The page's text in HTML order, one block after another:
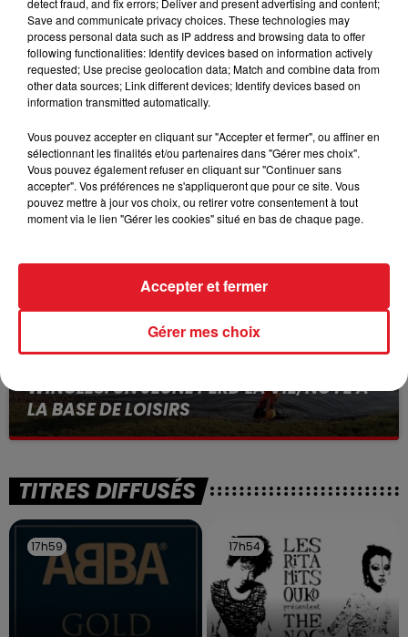
15 juillet 2026
BÉTHUNE: ENQUÊTE POUR HOMICIDE
VOLONTAIRE EN COURS, APRÈS LA...
Selon les premiers éléments, le logement servait
à des prostituées
WINGLES: UN JEUNE PERD LA VIE, NOYÉ À
LA BASE DE LOISIRS
La victime a coulé à pic
TITRES DIFFUSÉS
17h59
17h59 17h54
17h54
Save and communicate privacy choices. These technologies may
process personal data such as IP address and browsing data to offer
following functionalities: Identify devices based on information actively
requested; Use precise geolocation data; Match and combine data from
other data sources; Link different devices; Identify devices based on
information transmitted automatically.
Vous pouvez accepter en cliquant sur "Accepter et fermer", ou affiner en
sélectionnant les finalités et/ou partenaires dans "Gérer mes choix".
Vous pouvez également refuser en cliquant sur "Continuer sans
accepter". Vos préférences ne s'appliqueront que pour ce site. Vous
pouvez mettre à jour vos choix, ou retirer votre consentement à tout
moment via le lien "Gérer les cookies" situé en bas de chaque page.
Gérer mes choix
Accepter et fermer